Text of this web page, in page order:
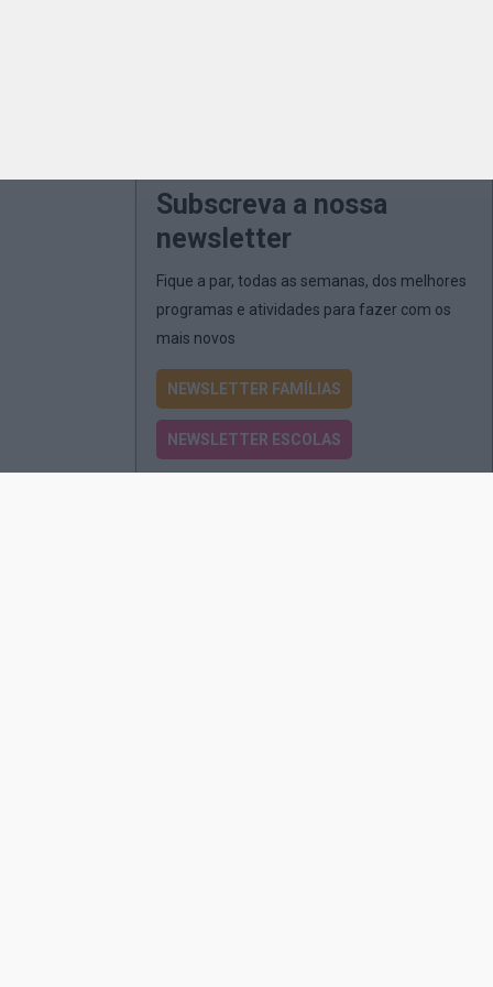
Subscreva a nossa
newsletter
Fique a par, todas as semanas, dos melhores
programas e atividades para fazer com os
mais novos
NEWSLETTER FAMÍLIAS
NEWSLETTER ESCOLAS